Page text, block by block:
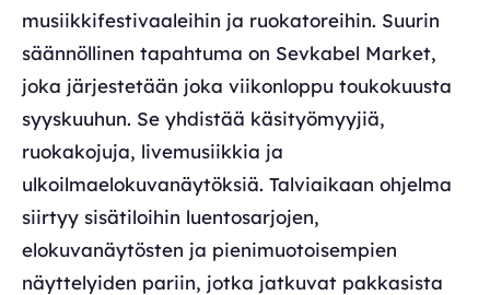
musiikkifestivaaleihin ja ruokatoreihin. Suurin
säännöllinen tapahtuma on Sevkabel Market,
joka järjestetään joka viikonloppu toukokuusta
syyskuuhun. Se yhdistää käsityömyyjiä,
ruokakojuja, livemusiikkia ja
ulkoilmaelokuvanäytöksiä. Talviaikaan ohjelma
siirtyy sisätiloihin luentosarjojen,
elokuvanäytösten ja pienimuotoisempien
näyttelyiden pariin, jotka jatkuvat pakkasista